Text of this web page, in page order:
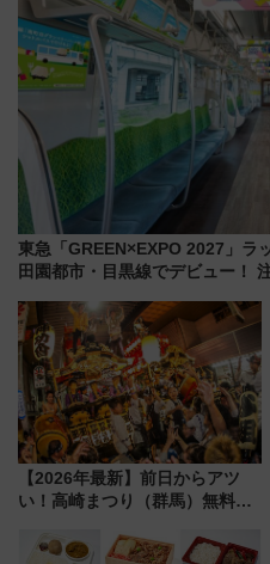
東急「GREEN×EXPO 2027」ラ
田園都市・目黒線でデビュー！
【2026年最新】前日からアツ
い！高崎まつり（群馬）無料観
しまで